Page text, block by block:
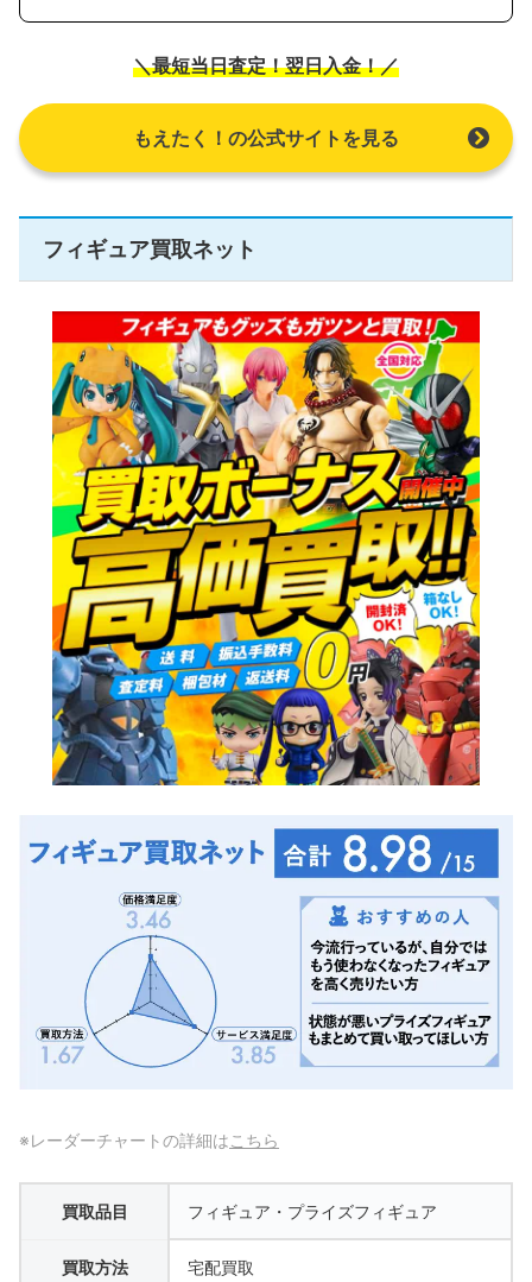
＼最短当日査定！翌日入金！／
もえたく！の公式サイトを見る
フィギュア買取ネット
※レーダーチャートの詳細は こちら
買取品目 フィギュア・プライズフィギュア
買取方法 宅配買取